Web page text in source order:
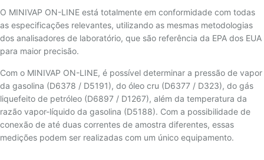
O MINIVAP ON-LINE está totalmente em conformidade com todas
as especificações relevantes, utilizando as mesmas metodologias
dos analisadores de laboratório, que são referência da EPA dos EUA
para maior precisão.
Com o MINIVAP ON-LINE, é possível determinar a pressão de vapor
da gasolina (D6378 / D5191), do óleo cru (D6377 / D323), do gás
liquefeito de petróleo (D6897 / D1267), além da temperatura da
razão vapor-líquido da gasolina (D5188). Com a possibilidade de
conexão de até duas correntes de amostra diferentes, essas
medições podem ser realizadas com um único equipamento.